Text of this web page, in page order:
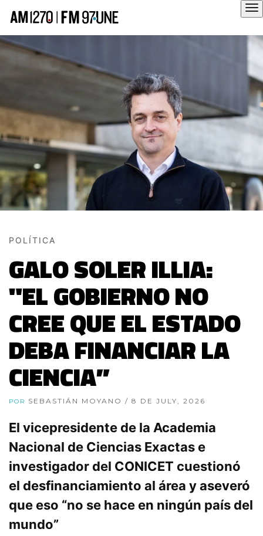
POLÍTICA
GALO SOLER ILLIA:
"EL GOBIERNO NO
CREE QUE EL ESTADO
DEBA FINANCIAR LA
CIENCIA”
POR SEBASTIÁN MOYANO / 8 DE JULY, 2026
El vicepresidente de la Academia
Nacional de Ciencias Exactas e
investigador del CONICET cuestionó
el desfinanciamiento al área y aseveró
que eso “no se hace en ningún país del
mundo”